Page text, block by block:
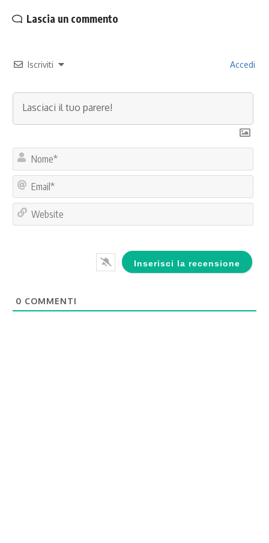
Lascia un commento
Iscriviti Accedi
0 COMMENTI